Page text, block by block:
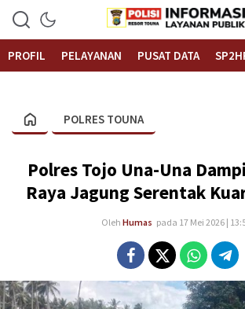
Polrestouna.com
Informasi Layanan Publik
PROFIL
PELAYANAN PUSAT DATA
POLRES TOUNA
Polres Tojo Una-Una
Raya Jagung Serentak
Oleh Humas pada 17 Mei 2026 |